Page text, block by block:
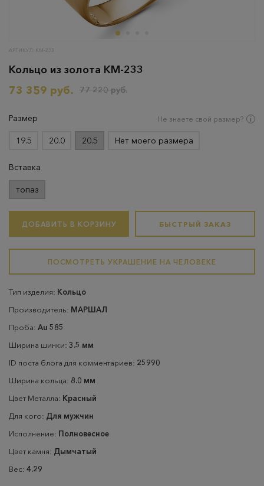
АРТИКУЛ: КМ-233
Кольцо из золота КМ-233
73 359 руб.
77 220 руб.
Размер Не знаете свой размер?
19.5 20.0 20.5 Нет моего размера
Вставка
топаз
ДОБАВИТЬ В КОРЗИНУ БЫСТРЫЙ ЗАКАЗ
ПОСМОТРЕТЬ УКРАШЕНИЕ НА ЧЕЛОВЕКЕ
Тип изделия: Кольцо
Производитель: МАРШАЛ
Проба: Au 585
Ширина шинки: 3.5 мм
ID поста блога для комментариев: 25990
Ширина кольца: 8.0 мм
Цвет Металла: Красный
Для кого: Для мужчин
Исполнение: Полновесное
Цвет камня: Дымчатый
Вес: 4.29